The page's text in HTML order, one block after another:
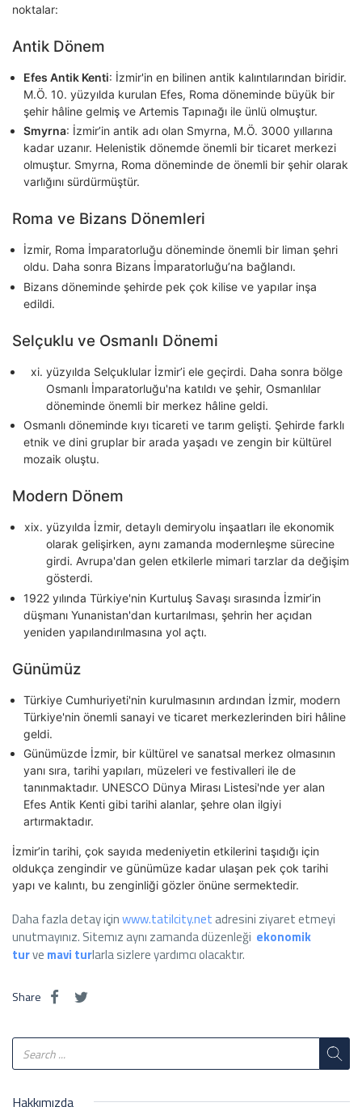
noktalar:
Antik Dönem
Efes Antik Kenti: İzmir'in en bilinen antik kalıntılarından biridir.
M.Ö. 10. yüzyılda kurulan Efes, Roma döneminde büyük bir
şehir hâline gelmiş ve Artemis Tapınağı ile ünlü olmuştur.
Smyrna: İzmir’in antik adı olan Smyrna, M.Ö. 3000 yıllarına
kadar uzanır. Helenistik dönemde önemli bir ticaret merkezi
olmuştur. Smyrna, Roma döneminde de önemli bir şehir olarak
varlığını sürdürmüştür.
Roma ve Bizans Dönemleri
İzmir, Roma İmparatorluğu döneminde önemli bir liman şehri
oldu. Daha sonra Bizans İmparatorluğu’na bağlandı.
Bizans döneminde şehirde pek çok kilise ve yapılar inşa
edildi.
Selçuklu ve Osmanlı Dönemi
yüzyılda Selçuklular İzmir’i ele geçirdi. Daha sonra bölge
Osmanlı İmparatorluğu'na katıldı ve şehir, Osmanlılar
döneminde önemli bir merkez hâline geldi.
Osmanlı döneminde kıyı ticareti ve tarım gelişti. Şehirde farklı
etnik ve dini gruplar bir arada yaşadı ve zengin bir kültürel
mozaik oluştu.
Modern Dönem
yüzyılda İzmir, detaylı demiryolu inşaatları ile ekonomik
olarak gelişirken, aynı zamanda modernleşme sürecine
girdi. Avrupa'dan gelen etkilerle mimari tarzlar da değişim
gösterdi.
1922 yılında Türkiye'nin Kurtuluş Savaşı sırasında İzmir’in
düşmanı Yunanistan'dan kurtarılması, şehrin her açıdan
yeniden yapılandırılmasına yol açtı.
Günümüz
Türkiye Cumhuriyeti'nin kurulmasının ardından İzmir, modern
Türkiye'nin önemli sanayi ve ticaret merkezlerinden biri hâline
geldi.
Günümüzde İzmir, bir kültürel ve sanatsal merkez olmasının
yanı sıra, tarihi yapıları, müzeleri ve festivalleri ile de
tanınmaktadır. UNESCO Dünya Mirası Listesi'nde yer alan
Efes Antik Kenti gibi tarihi alanlar, şehre olan ilgiyi
artırmaktadır.
İzmir’in tarihi, çok sayıda medeniyetin etkilerini taşıdığı için
oldukça zengindir ve günümüze kadar ulaşan pek çok tarihi
yapı ve kalıntı, bu zenginliği gözler önüne sermektedir.
Daha fazla detay içinwww.tatilcity.net adresini ziyaret etmeyi
unutmayınız. Sitemız aynı zamanda düzenleği ekonomik
turve mavi turlarla sizlere yardımcı olacaktır.
Share
Hakkımızda